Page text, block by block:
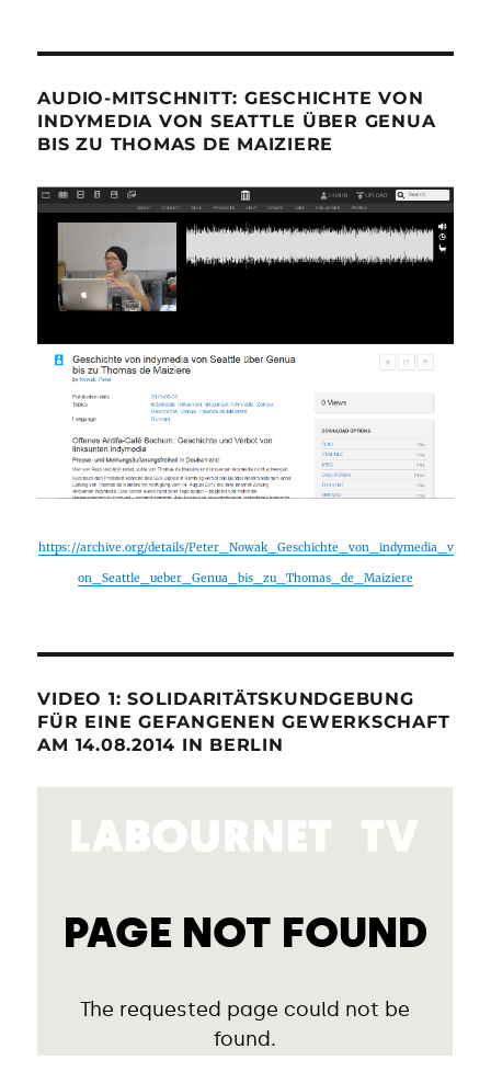
AUDIO-MITSCHNITT: GESCHICHTE VON
INDYMEDIA VON SEATTLE ÜBER GENUA
BIS ZU THOMAS DE MAIZIERE
https://archive.org/details/Peter_Nowak_Geschichte_von_indymedia_v
on_Seattle_ueber_Genua_bis_zu_Thomas_de_Maiziere
VIDEO 1: SOLIDARITÄTSKUNDGEBUNG
FÜR EINE GEFANGENEN GEWERKSCHAFT
AM 14.08.2014 IN BERLIN